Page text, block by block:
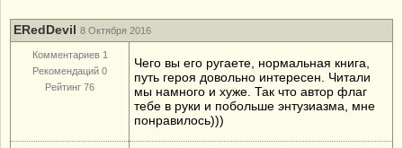
ERedDevil 8 Октября 2016
Комментариев 1
Рекомендаций 0
Рейтинг 76
Чего вы его ругаете, нормальная книга,
путь героя довольно интересен. Читали
мы намного и хуже. Так что автор флаг
тебе в руки и побольше энтузиазма, мне
понравилось)))